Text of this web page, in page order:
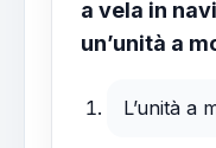
a vela in
un’unità a
L’unità a